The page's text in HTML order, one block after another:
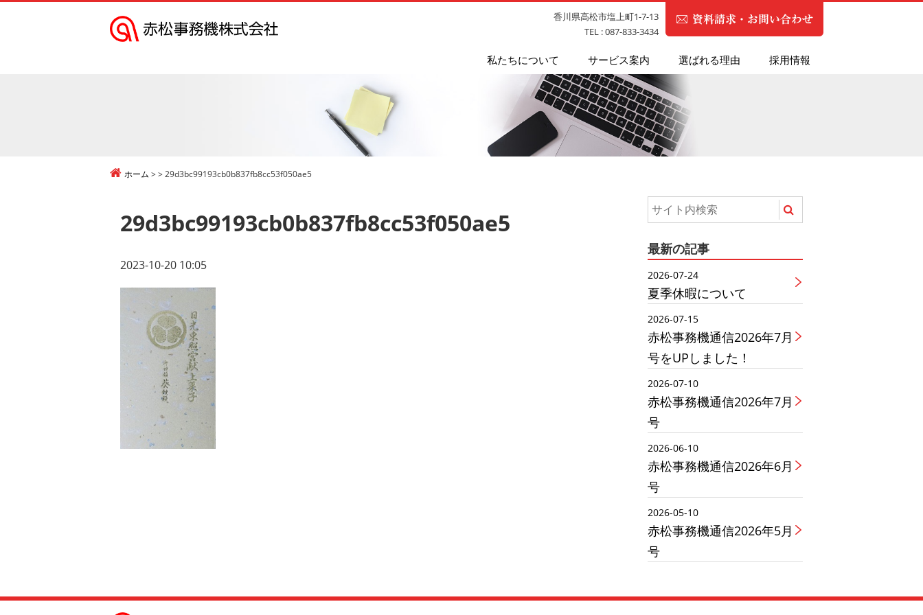
会
私たちについて サービス案内 選ばれる理由 採用情報
香川県高松市塩上町1-7-13
TEL : 087-833-3434
ホーム 29d3bc99193cb0b837fb8cc53f050ae5
29d3bc99193cb0b837fb8cc53f050ae5
2023-10-20 10:05
最新の記事
2026-07-24
夏季休暇について
2026-07-15
赤松事務機通信2026年7月
号をUPしました！
2026-07-10
赤松事務機通信2026年7月
号
2026-06-10
赤松事務機通信2026年6月
号
2026-05-10
赤松事務機通信2026年5月
号